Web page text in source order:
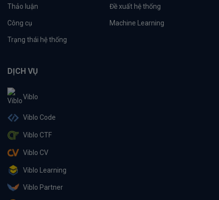
Thảo luận Đề xuất hệ thống
Công cụ Machine Learning
Trạng thái hệ thống
DỊCH VỤ
Viblo
Viblo Code
Viblo CTF
Viblo CV
Viblo Learning
Viblo Partner